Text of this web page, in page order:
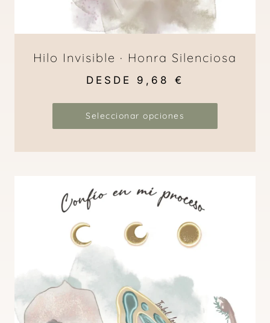
Hilo Invisible · Honra Silenciosa
DESDE 9,68 €
Seleccionar opciones